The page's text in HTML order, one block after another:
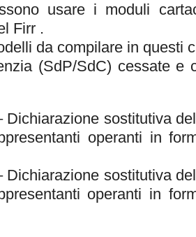
usare i moduli
Firr .
da compilare in questi
(SdP/SdC) cessate e
Dichiarazione sostitutiva
operanti in
Dichiarazione sostitutiva
operanti in